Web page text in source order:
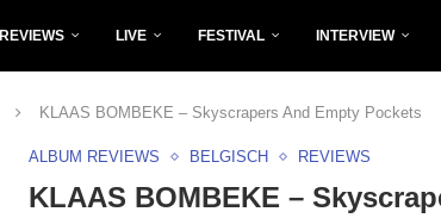
REVIEWS LIVE FESTIVAL INTERVIEW
KLAAS BOMBEKE – Skyscrapers And Empty Pockets
ALBUM REVIEWS BELGISCH REVIEWS
KLAAS BOMBEKE –